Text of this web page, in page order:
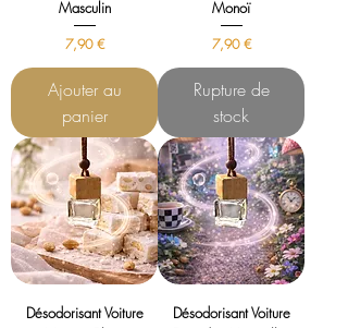
Masculin
Prix
7,90 €
Ajouter au
panier
Monoï
Prix
7,90 €
Rupture de
stock
Désodorisant Voiture
Désodorisant Voiture